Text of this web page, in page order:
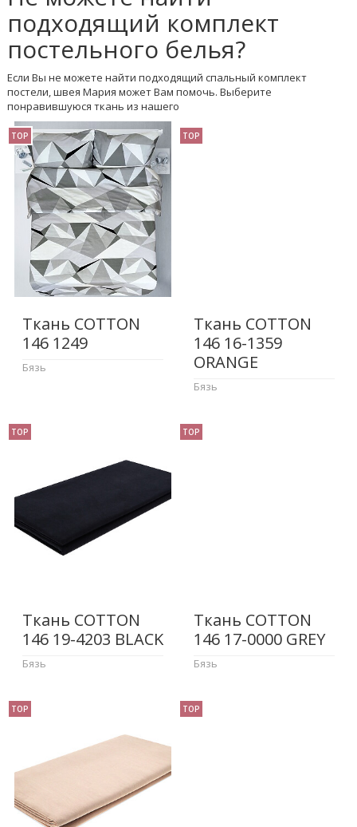
подходящий комплект
постельного белья?
Если Вы не можете найти подходящий спальный комплект
постели, швея Мария может Вам помочь. Выберите
понравившуюся ткань из нашего
TOP
Ткань COTTON
146 1249
Бязь
TOP
Ткань COTTON
146 16-1359
ORANGE
Бязь
TOP
Ткань COTTON
146 19-4203 BLACK
Бязь
TOP
Ткань COTTON
146 17-0000 GREY
Бязь
TOP TOP